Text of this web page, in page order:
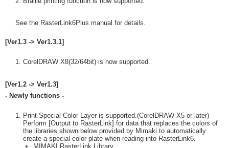
See the RasterLink6Plus manual for details.
[Ver1.3 -> Ver1.3.1]
CorelDRAW X8(32/64bit) is now supported.
[Ver1.2 -> Ver1.3]
- Newly functions -
Print Special Color Layer is supported.(CorelDRAW X5 or later)
Perform [Output to RasterLink] for data that replaces the colors of
the libraries shown below provided by Mimaki to automatically
create a special color plate when reading into RasterLink6.
MIMAKI RasterLink Library